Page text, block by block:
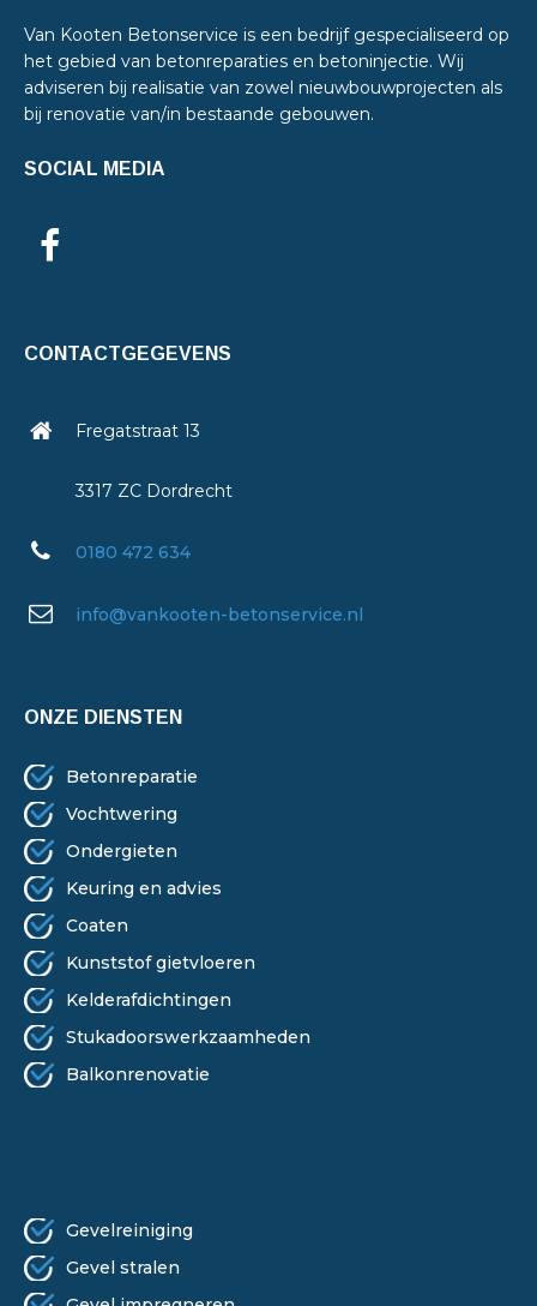
Van Kooten Betonservice is een bedrijf gespecialiseerd op
het gebied van betonreparaties en betoninjectie. Wij
adviseren bij realisatie van zowel nieuwbouwprojecten als
bij renovatie van/in bestaande gebouwen.
SOCIAL MEDIA
CONTACTGEGEVENS
Fregatstraat 13
3317 ZC Dordrecht
0180 472 634
info@vankooten-betonservice.nl
ONZE DIENSTEN
Betonreparatie
Vochtwering
Ondergieten
Keuring en advies
Coaten
Kunststof gietvloeren
Kelderafdichtingen
Stukadoorswerkzaamheden
Balkonrenovatie
Gevelreiniging
Gevel stralen